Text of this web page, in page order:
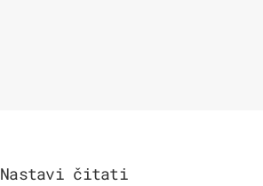
Nastavi čitati